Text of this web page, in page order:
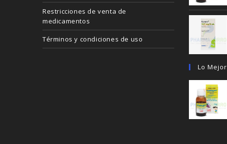
Restricciones de venta de
medicamentos
Términos y condiciones de uso
Lo Mejor